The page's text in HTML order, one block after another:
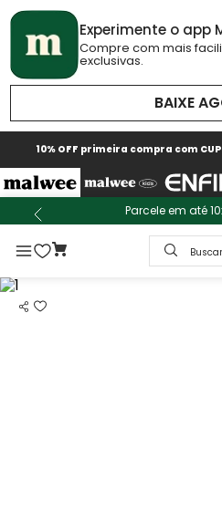
Experimente o app
Compre com mais
exclusivas.
BAIXE
10% OFF primeira compra com
Parcele em até
Buscar